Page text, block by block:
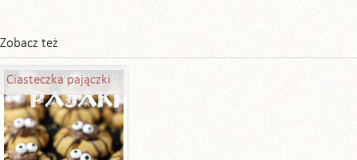
Zobacz też
Ciasteczka pajączki